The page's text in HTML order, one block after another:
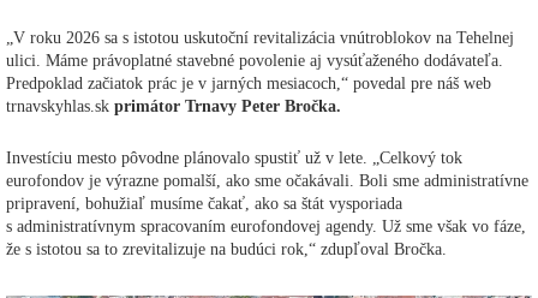
„V roku 2026 sa s istotou uskutoční revitalizácia vnútroblokov na Tehelnej
ulici. Máme právoplatné stavebné povolenie aj vysúťaženého dodávateľa.
Predpoklad začiatok prác je v jarných mesiacoch,“ povedal pre náš web
trnavskyhlas.sk primátor Trnavy Peter Bročka.
Investíciu mesto pôvodne plánovalo spustiť už v lete. „Celkový tok
eurofondov je výrazne pomalší, ako sme očakávali. Boli sme administratívne
pripravení, bohužiaľ musíme čakať, ako sa štát vysporiada
s administratívnym spracovaním eurofondovej agendy. Už sme však vo fáze,
že s istotou sa to zrevitalizuje na budúci rok,“ zdupľoval Bročka.